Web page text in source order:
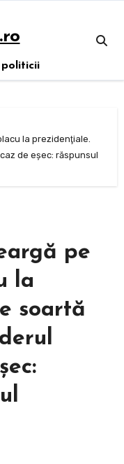
politicii
la prezidenţiale.
de eșec: răspunsul
pe
la
soartă